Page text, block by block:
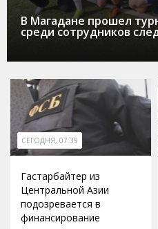
В Магадане прошел
среди сотрудников
СЕГОДНЯ, 07:39
Гастарбайтер из
Центральной Азии
подозревается в
финансирование